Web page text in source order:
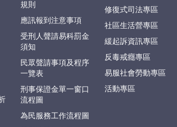
規則
應訊報到注意事項
受刑人聲請易科罰金
須知
民眾聲請事項及程序
一覽表
刑事保證金單一窗口
流程圖
為民服務工作流程圖
修復式司法專區
社區生活營專區
緩起訴資訊專區
反毒戒癮專區
易服社會勞動專區
活動專區